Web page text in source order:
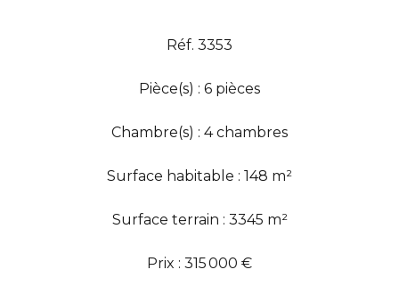
Réf. 3353
Pièce(s) : 6 pièces
Chambre(s) : 4 chambres
Surface habitable : 148 m²
Surface terrain : 3345 m²
Prix : 315 000 €